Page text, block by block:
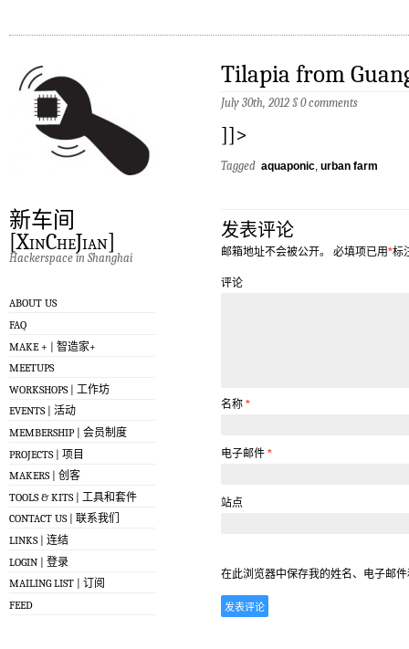
新车间
[XinCheJian]
Hackerspace in Shanghai
ABOUT US
FAQ
MAKE + | 智造家+
MEETUPS
WORKSHOPS | 工作坊
EVENTS | 活动
MEMBERSHIP | 会员制度
PROJECTS | 项目
MAKERS | 创客
TOOLS & KITS | 工具和套件
CONTACT US | 联系我们
LINKS | 连结
LOGIN | 登录
MAILING LIST | 订阅
FEED
Tilapia from
July 30th, 2012 §0 comments
]]>
Tagged aquaponic, urban farm
发表评论
邮箱地址不会被公开。 必填项已用*标
评论
名称 *
电子邮件 *
站点
在此浏览器中保存我的姓名、电子邮